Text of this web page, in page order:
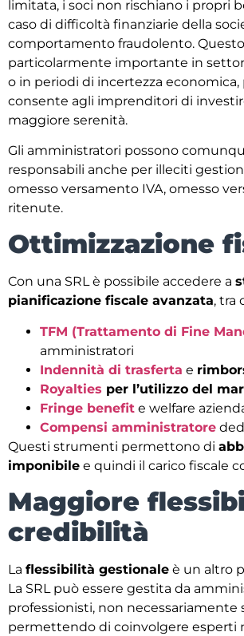
limitata, i soci non rischiano i propri
caso di difficoltà finanziarie della
comportamento fraudolento.
particolarmente importante in
o in periodi di incertezza economica,
consente agli imprenditori di
maggiore serenità.
Gli amministratori possono
responsabili anche per illeciti
omesso versamento IVA, omesso
ritenute.
Ottimizzazione
Con una SRL è possibile accedere a
pianificazione fiscale avanzata, tra
TFM (Trattamento di Fine
amministratori
Indennità di trasferta e
Royalties per l’utilizzo del
Fringe benefit e welfare
Compensi amministratore
Questi strumenti permettono di
imponibile e quindi il carico fiscale
Maggiore
credibilità
La flessibilità gestionale è un altro
La SRL può essere gestita da
professionisti, non necessariamente
permettendo di coinvolgere esperti